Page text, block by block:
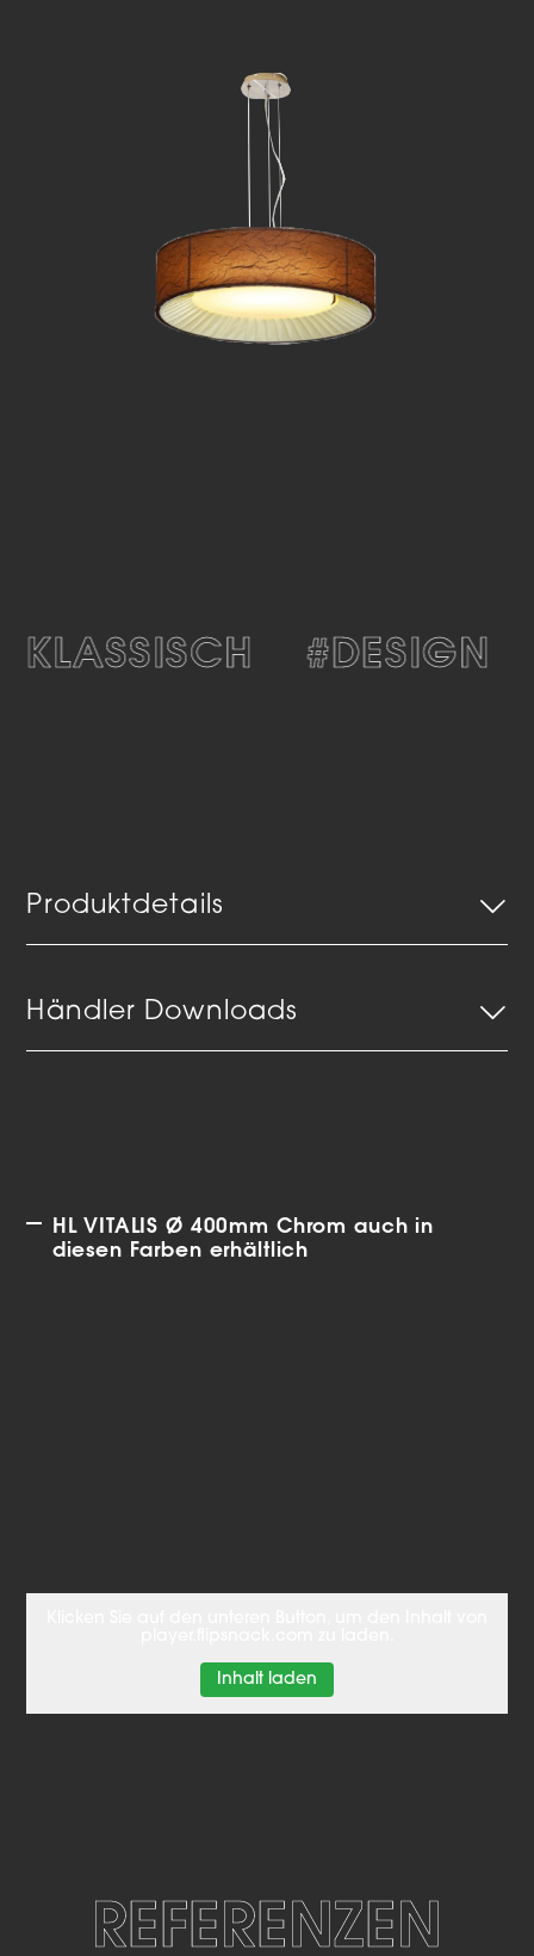
#DESIGN
Produktdetails
Händler Downloads
HL VITALIS Ø 400mm Chrom auch in
diesen Farben erhältlich
Inhalt laden
REFERENZEN